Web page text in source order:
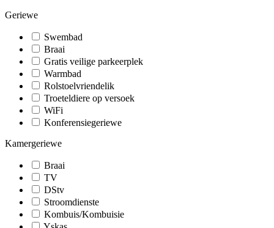
Geriewe
Swembad
Braai
Gratis veilige parkeerplek
Warmbad
Rolstoelvriendelik
Troeteldiere op versoek
WiFi
Konferensiegeriewe
Kamergeriewe
Braai
TV
DStv
Stroomdienste
Kombuis/Kombuisie